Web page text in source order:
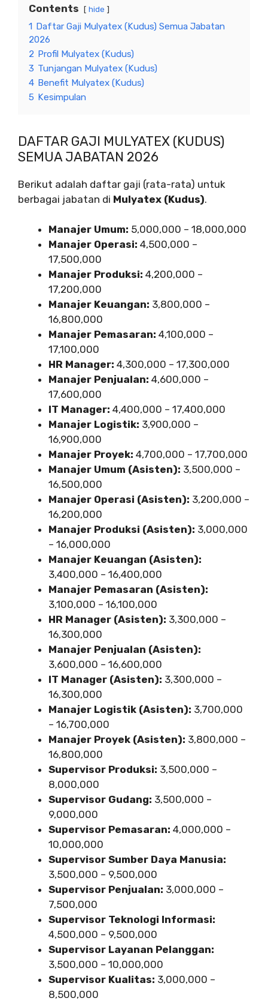
Contents hide
1 Daftar Gaji Mulyatex (Kudus) Semua Jabatan
2026
2 Profil Mulyatex (Kudus)
3 Tunjangan Mulyatex (Kudus)
4 Benefit Mulyatex (Kudus)
5 Kesimpulan
DAFTAR GAJI MULYATEX (KUDUS)
SEMUA JABATAN 2026
Berikut adalah daftar gaji (rata-rata) untuk
berbagai jabatan di Mulyatex (Kudus).
Manajer Umum: 5,000,000 – 18,000,000
Manajer Operasi: 4,500,000 –
17,500,000
Manajer Produksi: 4,200,000 –
17,200,000
Manajer Keuangan: 3,800,000 –
16,800,000
Manajer Pemasaran: 4,100,000 –
17,100,000
HR Manager: 4,300,000 – 17,300,000
Manajer Penjualan: 4,600,000 –
17,600,000
IT Manager: 4,400,000 – 17,400,000
Manajer Logistik: 3,900,000 –
16,900,000
Manajer Proyek: 4,700,000 – 17,700,000
Manajer Umum (Asisten): 3,500,000 –
16,500,000
Manajer Operasi (Asisten): 3,200,000 –
16,200,000
Manajer Produksi (Asisten): 3,000,000
– 16,000,000
Manajer Keuangan (Asisten):
3,400,000 – 16,400,000
Manajer Pemasaran (Asisten):
3,100,000 – 16,100,000
HR Manager (Asisten): 3,300,000 –
16,300,000
Manajer Penjualan (Asisten):
3,600,000 – 16,600,000
IT Manager (Asisten): 3,300,000 –
16,300,000
Manajer Logistik (Asisten): 3,700,000
– 16,700,000
Manajer Proyek (Asisten): 3,800,000 –
16,800,000
Supervisor Produksi: 3,500,000 –
8,000,000
Supervisor Gudang: 3,500,000 –
9,000,000
Supervisor Pemasaran: 4,000,000 –
10,000,000
Supervisor Sumber Daya Manusia:
3,500,000 – 9,500,000
Supervisor Penjualan: 3,000,000 –
7,500,000
Supervisor Teknologi Informasi:
4,500,000 – 9,500,000
Supervisor Layanan Pelanggan:
3,500,000 – 10,000,000
Supervisor Kualitas: 3,000,000 –
8,500,000